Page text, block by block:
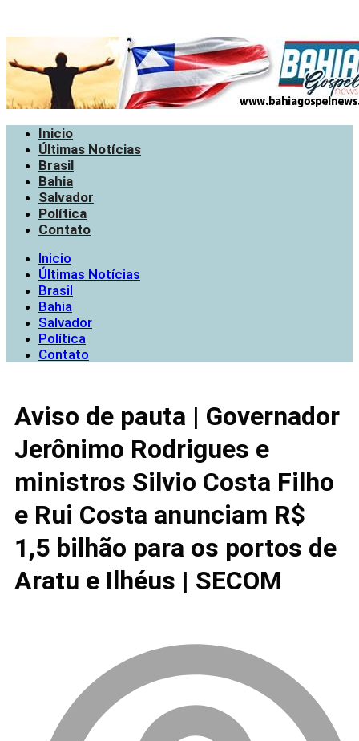
Inicio
Últimas Notícias
Brasil
Bahia
Salvador
Política
Contato
Inicio
Últimas Notícias
Brasil
Bahia
Salvador
Política
Contato
Aviso de pauta | Governador
Jerônimo Rodrigues e
ministros Silvio Costa Filho
e Rui Costa anunciam R$
1,5 bilhão para os portos de
Aratu e Ilhéus | SECOM